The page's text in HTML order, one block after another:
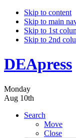
Skip to content
Skip to main
Skip to 1st
Skip to 2nd
DEApress
Monday
Aug 10th
Search
Move
Close